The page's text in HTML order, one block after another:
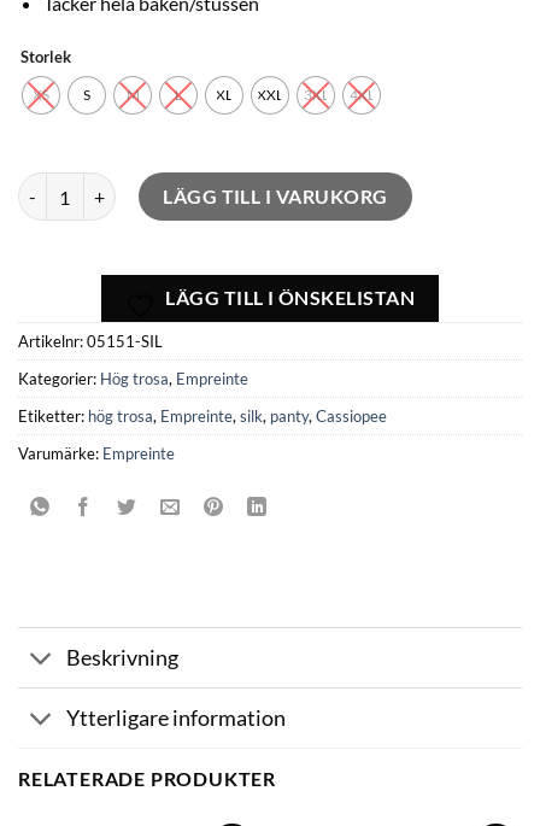
Storlek
XS S M L XL XXL 3XL 4XL
Cassiopée Silk mängdLÄGG TILL I VARUKORG
LÄGG TILL I ÖNSKELISTAN
Artikelnr:05151-SIL
Kategorier: Hög trosa, Empreinte
Etiketter: hög trosa, Empreinte, silk, panty, Cassiopee
Varumärke: Empreinte
Beskrivning
Ytterligare information
RELATERADE PRODUKTER